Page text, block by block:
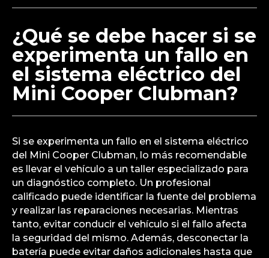
¿Qué se debe hacer si se
experimenta un fallo en
el sistema eléctrico del
Mini Cooper Clubman?
Si se experimenta un fallo en el sistema eléctrico
del Mini Cooper Clubman, lo más recomendable
es llevar el vehículo a un taller especializado para
un diagnóstico completo. Un profesional
calificado puede identificar la fuente del problema
y realizar las reparaciones necesarias. Mientras
tanto, evitar conducir el vehículo si el fallo afecta
la seguridad del mismo. Además, desconectar la
batería puede evitar daños adicionales hasta que